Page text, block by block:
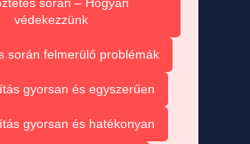
védekezzünk
során felmerülő problémák
gyorsan és egyszerűen
gyorsan és hatékonyan